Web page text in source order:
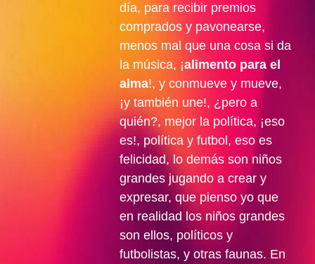
día, para recibir premios
comprados y pavonearse,
menos mal que una cosa si da
la música, ¡alimento para el
alma!, y conmueve y mueve,
¡y también une!, ¿pero a
quién?, mejor la política, ¡eso
es!, política y futbol, eso es
felicidad, lo demás son niños
grandes jugando a crear y
expresar, que pienso yo que
en realidad los niños grandes
son ellos, políticos y
futbolistas, y otras faunas. En